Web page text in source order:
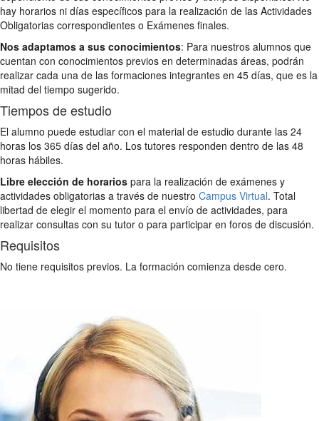
hay horarios ni días específicos para la realización de las Actividades
Obligatorias correspondientes o Exámenes finales.
Nos adaptamos a sus conocimientos: Para nuestros alumnos que
cuentan con conocimientos previos en determinadas áreas, podrán
realizar cada una de las formaciones integrantes en 45 días, que es la
mitad del tiempo sugerido.
Tiempos de estudio
El alumno puede estudiar con el material de estudio durante las 24
horas los 365 días del año. Los tutores responden dentro de las 48
horas hábiles.
Libre elección de horarios para la realización de exámenes y
actividades obligatorias a través de nuestro Campus Virtual. Total
libertad de elegir el momento para el envío de actividades, para
realizar consultas con su tutor o para participar en foros de discusión.
Requisitos
No tiene requisitos previos. La formación comienza desde cero.